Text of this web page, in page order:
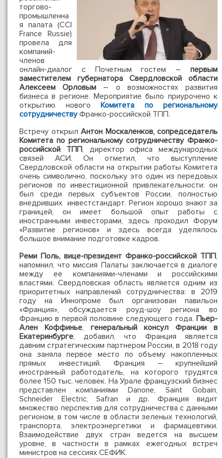
торгово-
промышленна
я палата (CCI
France Russie)
провела для
компаний-
членов
онлайн-диалог с Почетным гостем – первым
заместителем губернатора Свердловской области
Алексеем Орловым – о возможностях развития
бизнеса в регионе. Мероприятие было приурочено к
открытию нового Комитета по региональному
сотрудничествуФранко-российской ТПП.
Встречу открыл Антон Москаленков, сопредседатель
Комитета по региональному сотрудничеству Франко-
российской ТПП, директор офиса международных
связей АСИ. Он отметил, что выступление
Свердловской области на открытии работы Комитета
очень символично, поскольку это один из передовых
регионов по инвестиционной привлекательности: он
был среди первых субъектов России, полностью
внедривших инвестстандарт. Регион хорошо знают за
границей, он имеет большой опыт работы с
иностранными инвесторами, здесь проходил Форум
«Развитие регионов» и здесь всегда уделялось
большое внимание подготовке кадров.
Реми Поль, вице-президент Франко-российской ТПП,
напомнил, что миссия Палаты заключается в диалоге
между ее компаниями-членами и российскими
властями. Свердловская область является одним из
приоритетных направлений сотрудничества: в 2019
году на Иннопроме был организован павильон
«Франция», обсуждается роуд-шоу региона во
Францию в первой половине следующего года. Пьер-
Ален Коффинье, генеральный консул Франции в
Екатеринбурге, добавил, что Франция является
давним стратегическим партнером России, в 2018 году
она заняла первое место по объему накопленных
прямых инвестиций. Франция – крупнейший
иностранный работодатель, на которого трудятся
более 150 тыс. человек. На Урале французский бизнес
представлен компаниями Danone, Saint Gobain,
Schneider Electric, Safran и др. Франция видит
множество перспектив для сотрудничества с данными
регионом, в том числе в области зеленых технологий,
транспорта, электроэнергетики и фармацевтики.
Взаимодействие двух стран ведется на высшем
уровне, в частности в рамках ежегодных встреч
министров на сессиях СЕФИК.